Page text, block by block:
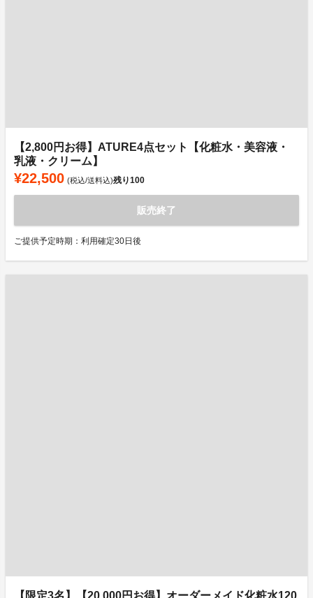
【2,800円お得】ATURE4点セット【化粧水・美容液・
乳液・クリーム】
¥22,500 (税込/送料込)残り100
販売終了
ご提供予定時期：利用確定30日後